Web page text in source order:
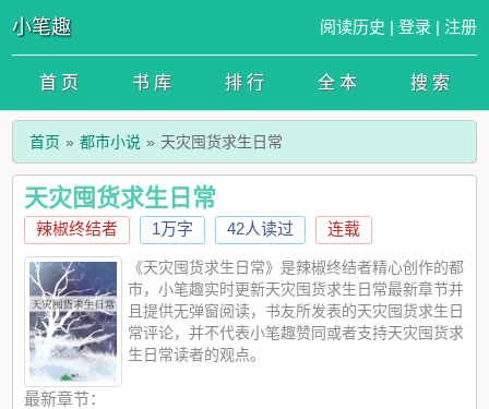
小笔趣 阅读历史 | 登录 | 注册
首 页 书 库 排 行 全 本 搜 索
首页 都市小说 天灾囤货求生日常
天灾囤货求生日常
辣椒终结者 1万字 42人读过 连载
《天灾囤货求生日常》是辣椒终结者精心创作的都
市，小笔趣实时更新天灾囤货求生日常最新章节并
且提供无弹窗阅读，书友所发表的天灾囤货求生日
常评论，并不代表小笔趣赞同或者支持天灾囤货求
生日常读者的观点。
最新章节：